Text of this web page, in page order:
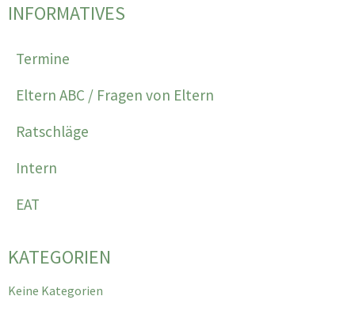
INFORMATIVES
Termine
Eltern ABC / Fragen von Eltern
Ratschläge
Intern
EAT
KATEGORIEN
Keine Kategorien